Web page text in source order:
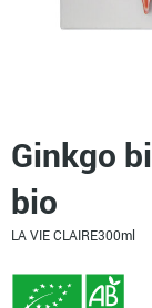
Ginkgo
bio
LA VIE CLAIRE300ml